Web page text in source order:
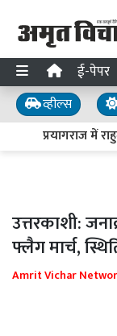
ई-पेपर
व्हील्स
प्रयागराज में
उत्तरकाशी:
फ्लैग मार्च,
Amrit Vichar